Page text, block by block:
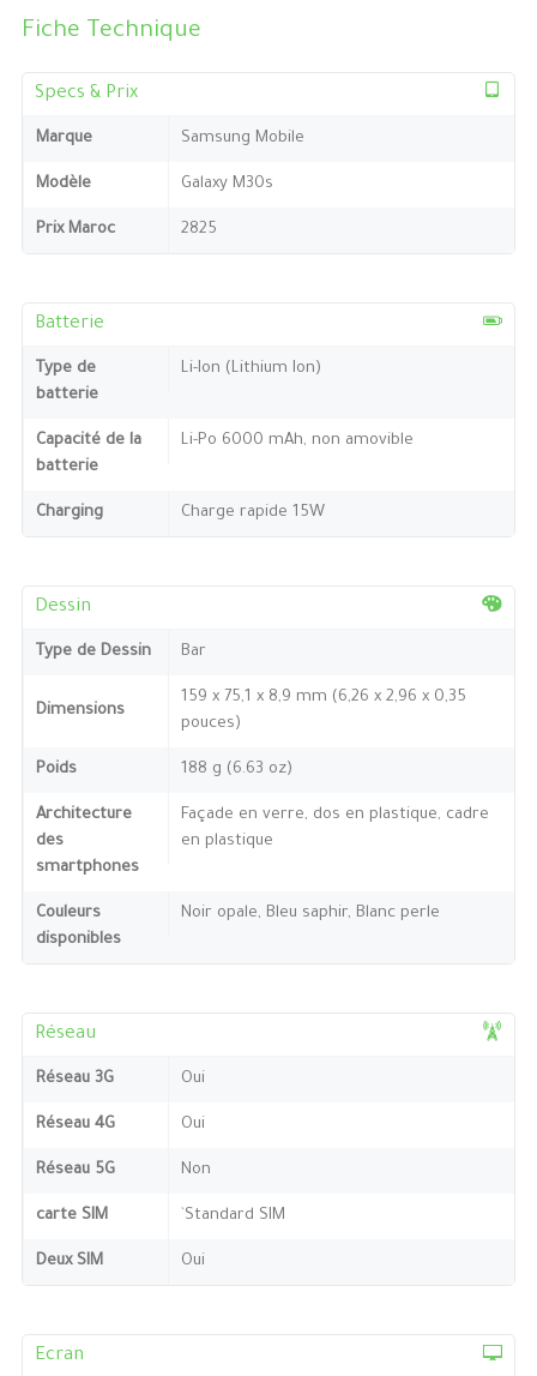
Fiche Technique
Specs & Prix
Marque Samsung Mobile
Modèle Galaxy M30s
Prix Maroc 2825
Batterie
Type de
batterie
Li-Ion (Lithium Ion)
Capacité de la
batterie
Li-Po 6000 mAh, non amovible
Charging Charge rapide 15W
Dessin
Type de Dessin Bar
Dimensions
159 x 75,1 x 8,9 mm (6,26 x 2,96 x 0,35
pouces)
Poids 188 g (6.63 oz)
Architecture
des
smartphones
Façade en verre, dos en plastique, cadre
en plastique
Couleurs
disponibles
Noir opale, Bleu saphir, Blanc perle
Réseau
Réseau 3G Oui
Réseau 4G Oui
Réseau 5G Non
carte SIM `Standard SIM
Deux SIM Oui
Ecran